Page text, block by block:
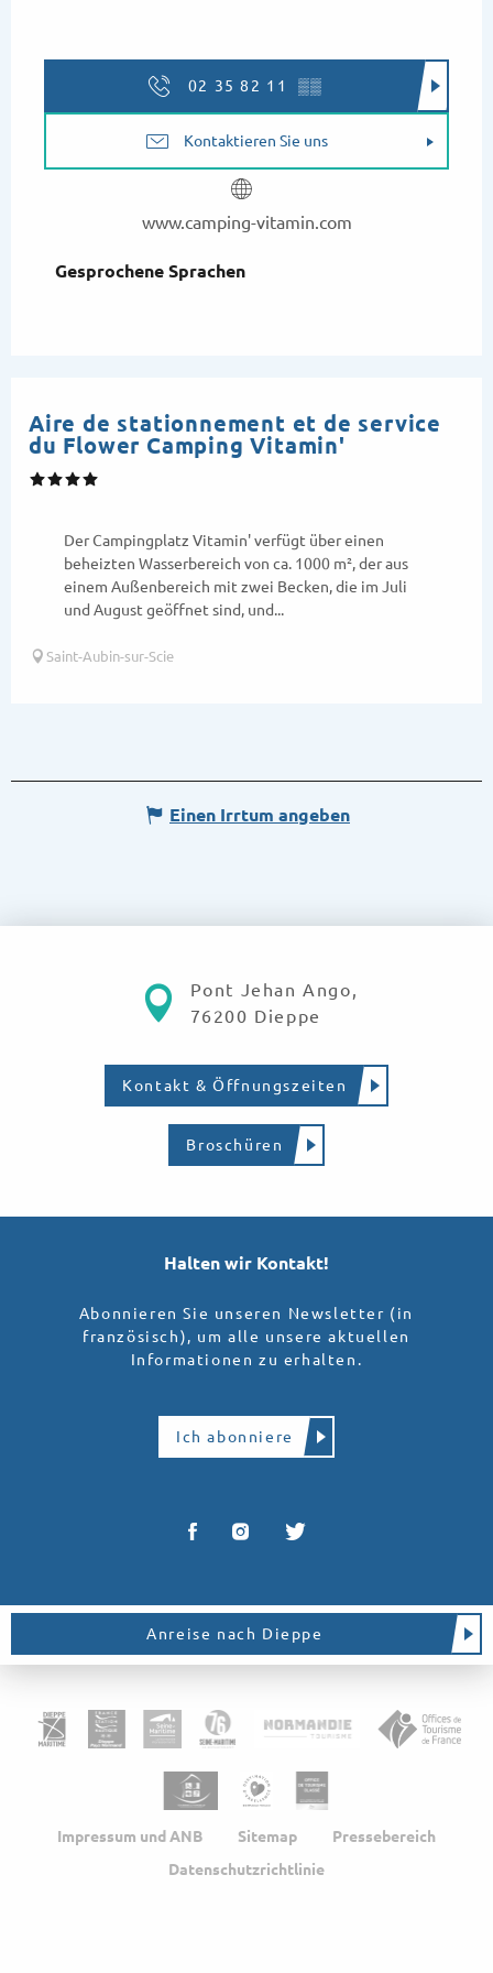
02 35 82 11 ▒▒
Kontaktieren Sie uns
www.camping-vitamin.com
Gesprochene Sprachen
Gesprochene Sprachen
Aire de stationnement et de service
du Flower Camping Vitamin'
Der Campingplatz Vitamin' verfügt über einen
beheizten Wasserbereich von ca. 1000 m², der aus
einem Außenbereich mit zwei Becken, die im Juli
und August geöffnet sind, und...
Saint-Aubin-sur-Scie
Einen Irrtum angeben
Pont Jehan Ango,
76200 Dieppe
Kontakt & Öffnungszeiten
Broschüren
Halten wir Kontakt!
Abonnieren Sie unseren Newsletter (in
französisch), um alle unsere aktuellen
Informationen zu erhalten.
Ich abonniere
Anreise nach Dieppe
Impressum und ANB Sitemap
Pressebereich
Datenschutzrichtlinie